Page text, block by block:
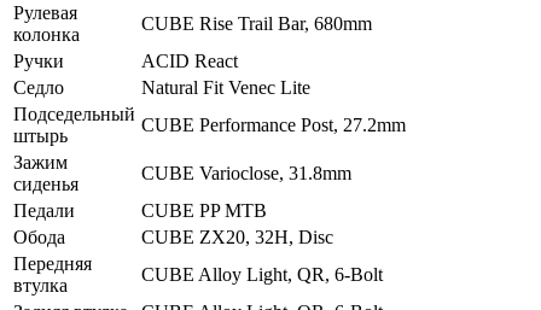
Рулевая
колонка
CUBE Rise Trail Bar, 680mm
Ручки
ACID React
Седло
Natural Fit Venec Lite
Подседельный
штырь
CUBE Performance Post, 27.2mm
Зажим
сиденья
CUBE Varioclose, 31.8mm
Педали
CUBE PP MTB
Обода
CUBE ZX20, 32H, Disc
Передняя
втулка
CUBE Alloy Light, QR, 6-Bolt